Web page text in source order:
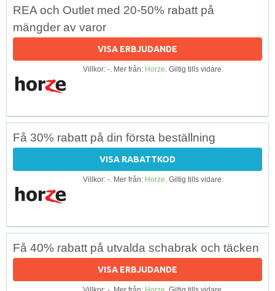
REA och Outlet med 20-50% rabatt på
mängder av varor
VISA ERBJUDANDE
Villkor: -. Mer från: Horze. Giltig tills vidare.
Få 30% rabatt på din första beställning
VISA RABATTKOD
Villkor: -. Mer från: Horze. Giltig tills vidare.
Få 40% rabatt på utvalda schabrak och täcken
VISA ERBJUDANDE